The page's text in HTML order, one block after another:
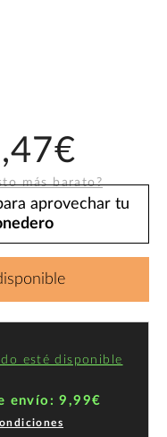
más barato?
aprovechar tu
esté disponible
envío: 9,99€